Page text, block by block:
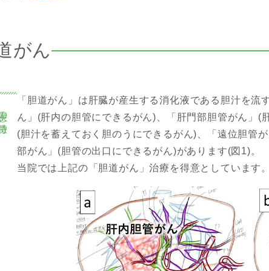
がん
特徴
「胆道がん」は肝臓が産生する消化液である胆汁を
ん」(肝内の胆管にできるがん)、「肝門部胆管がん」(
(胆汁を蓄えておく胆のうにできるがん)、「遠位胆管
部がん」(胆管の出口にできるがん)があります(図1)。
当院では上記の「胆道がん」治療を得意としています。